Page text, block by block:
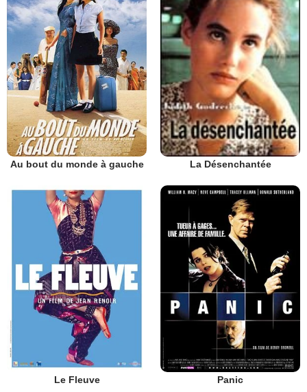
Au bout du monde à gauche La Désenchantée
Le Fleuve Panic